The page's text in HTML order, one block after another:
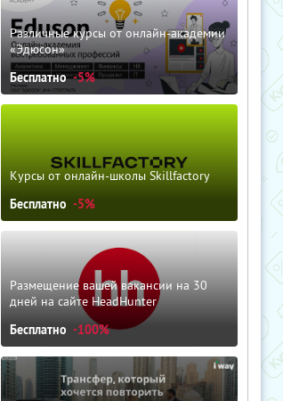
Различные курсы от онлайн-академии
«Эдюсон»
Бесплатно -5%
Курсы от онлайн-школы Skillfactory
Бесплатно -5%
Размещение вашей вакансии на 30
дней на сайте HeadHunter
Бесплатно -100%